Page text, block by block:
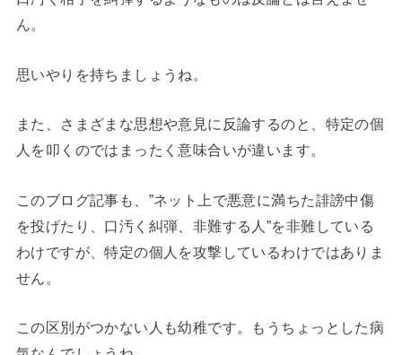
ん。
思いやりを持ちましょうね。
また、さまざまな思想や意見に反論するのと、特定の個
人を叩くのではまったく意味合いが違います。
このブログ記事も、”ネット上で悪意に満ちた誹謗中傷
を投げたり、口汚く糾弾、非難する人”を非難している
わけですが、特定の個人を攻撃しているわけではありま
せん。
この区別がつかない人も幼稚です。もうちょっとした病